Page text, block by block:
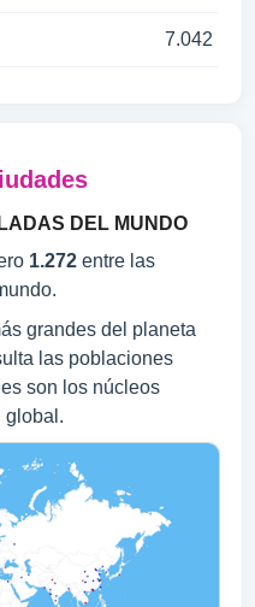
7.042
DEL MUNDO
1.272 entre las
grandes del planeta
las poblaciones
son los núcleos
global.